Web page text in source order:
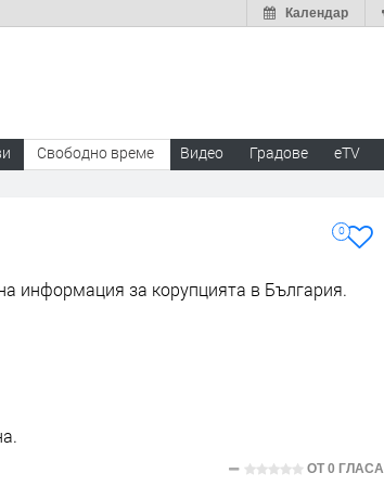
Календар
Свободно време Видео Градове eTV
0
информация за корупцията в България.
ОТ0 ГЛАСА